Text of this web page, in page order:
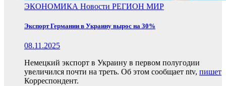
ЭКОНОМИКА Новости РЕГИОН МИР
Экспорт Германии в Украину вырос на 30%
08.11.2025
Немецкий экспорт в Украину в первом полугодии
увеличился почти на треть. Об этом сообщает ntv, пишет
Корреспондент.